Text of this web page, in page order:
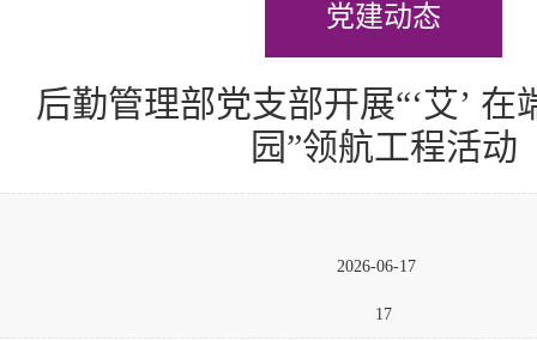
党建动态
后勤管理部党支部开展“‘艾’ 在
园”领航工程活动
2026-06-17
17